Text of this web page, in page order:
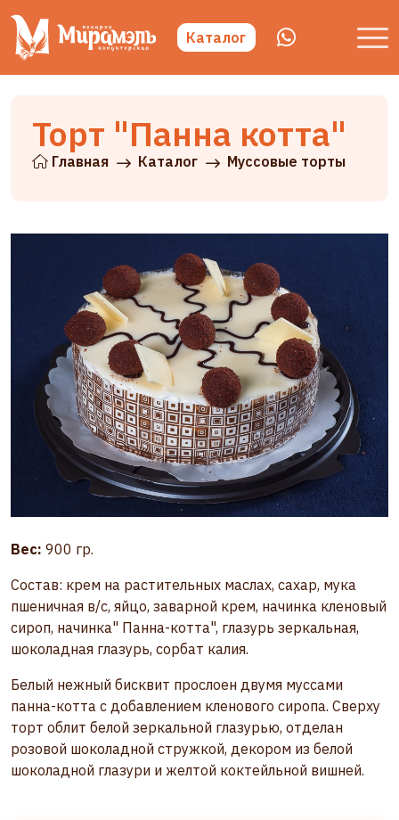
Каталог
Торт "Панна котта"
Главная Каталог Муссовые торты
Вес: 900 гр.
Состав: крем на растительных маслах, сахар, мука
пшеничная в/с, яйцо, заварной крем, начинка кленовый
сироп, начинка" Панна-котта", глазурь зеркальная,
шоколадная глазурь, сорбат калия.
Белый нежный бисквит прослоен двумя муссами
панна-котта с добавлением кленового сиропа. Сверху
торт облит белой зеркальной глазурью, отделан
розовой шоколадной стружкой, декором из белой
шоколадной глазури и желтой коктейльной вишней.